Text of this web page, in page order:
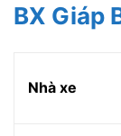
BX Giáp
Nhà xe